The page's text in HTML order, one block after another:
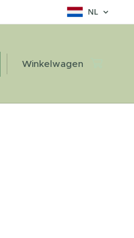
NL
Winkelwagen